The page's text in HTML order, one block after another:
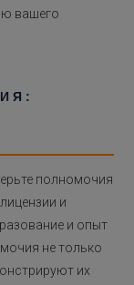
вашего
полномочия
и
и опыт
не только
их